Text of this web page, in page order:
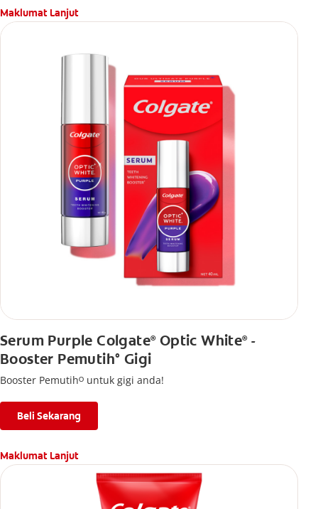
Maklumat Lanjut
Serum Purple Colgate®Optic White®-
Booster Pemutih° Gigi
Booster Pemutihᴼ untuk gigi anda!
Beli Sekarang
Maklumat Lanjut